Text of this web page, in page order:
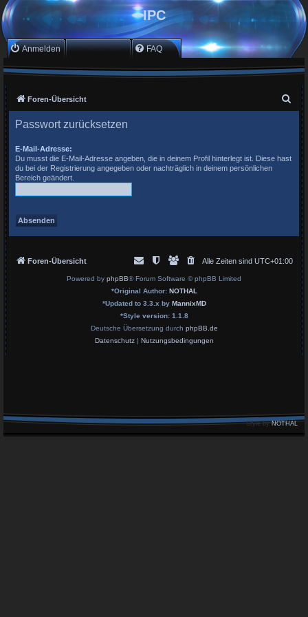
IPC
Anmelden Registrieren FAQ
Foren-Übersicht
Passwort zurücksetzen
E-Mail-Adresse:
Du musst die E-Mail-Adresse angeben, die in deinem Profil hinterlegt ist. Diese hast
du bei der Registrierung angegeben oder nachträglich in deinem persönlichen
Bereich geändert.
Foren-Übersicht Alle Zeiten sind UTC+01:00
Powered by phpBB® Forum Software © phpBB Limited
*Original Author: NOTHAL
*Updated to 3.3.x by MannixMD
*Style version: 1.1.8
Deutsche Übersetzung durch phpBB.de
Datenschutz| Nutzungsbedingungen
Style byNOTHAL